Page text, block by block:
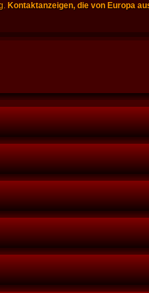
Kontaktanzeigen, die von Europa